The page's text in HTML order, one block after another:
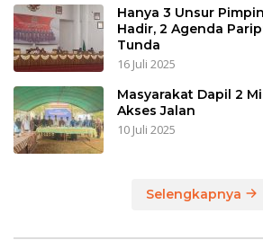
Hanya 3 Unsur
Hadir, 2 Agenda
Tunda
16 Juli 2025
Masyarakat Dapil 2
Akses Jalan
10 Juli 2025
Selengkapnya